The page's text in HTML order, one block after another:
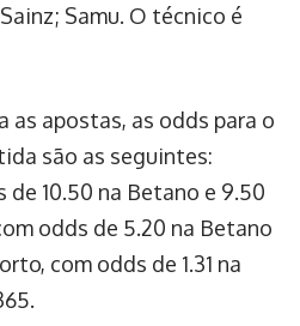
Samu. O técnico é
as apostas, as odds para o
são as seguintes:
de 10.50 na Betano e 9.50
odds de 5.20 na Betano
com odds de 1.31 na